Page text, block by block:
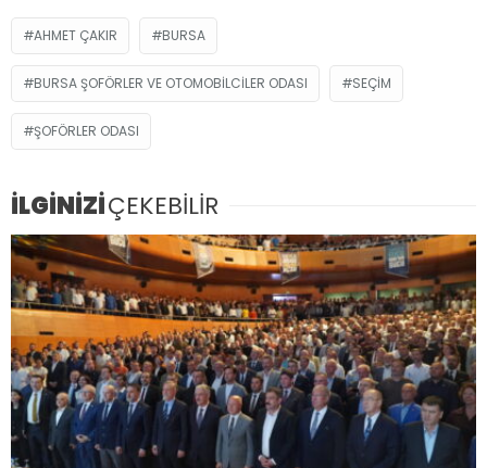
AHMET ÇAKIR BURSA
BURSA ŞOFÖRLER VE OTOMOBILCILER ODASI SEÇIM
ŞOFÖRLER ODASI
İLGİNİZİÇEKEBİLİR